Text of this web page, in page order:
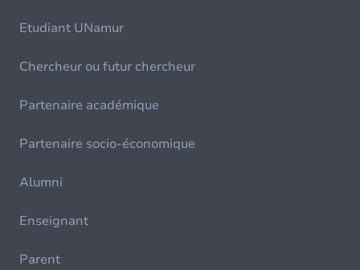
Etudiant UNamur
Chercheur ou futur chercheur
Partenaire académique
Partenaire socio-économique
Alumni
Enseignant
Parent